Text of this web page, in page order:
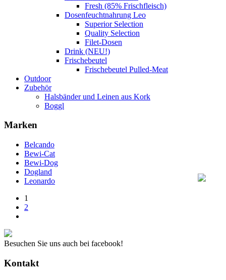
Fresh (85% Frischfleisch)
Dosenfeuchtnahrung Leo
Superior Selection
Quality Selection
Filet-Dosen
Drink (NEU!)
Frischebeutel
Frischebeutel Pulled-Meat
Outdoor
Zubehör
Halsbänder und Leinen aus Kork
Boggl
Marken
Belcando
Bewi-Cat
Bewi-Dog
Dogland
Leonardo
1
2
Besuchen Sie uns auch bei facebook!
Kontakt